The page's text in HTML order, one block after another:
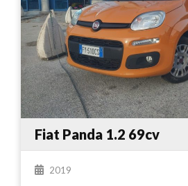
Fiat Panda 1.2 69cv
2019